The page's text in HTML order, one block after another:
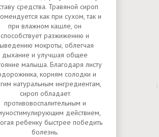
средства. Травяной сироп
как при сухом, так и
при влажном кашле, он
способствует разжижению и
мокроты, облегчая
дыхание и улучшая общее
малыша. Благодаря листу
корням солодки и
натуральным ингредиентам,
сироп обладает
противовоспалительным и
действием,
ребенку быстрее победить
болезнь.